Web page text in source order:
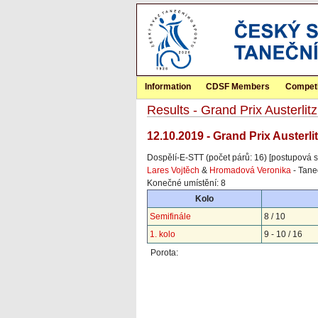
Information CDSF Members
Results - Grand Prix
12.10.2019 - Grand Prix
Dospělí-E-STT (počet párů: 16) [postupová
Lares Vojtěch & Hromadová Veronika -
Konečné umístění: 8
Kolo
Semifinále
8 / 10
1. kolo
9 - 10 / 16
Porota: